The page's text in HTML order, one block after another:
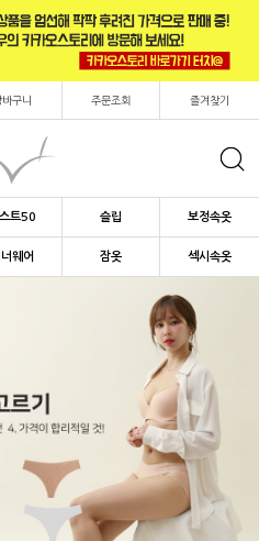
바구니 주문조회 즐겨찾기
트50 슬립 보정속옷
웨어 잠옷 섹시속옷